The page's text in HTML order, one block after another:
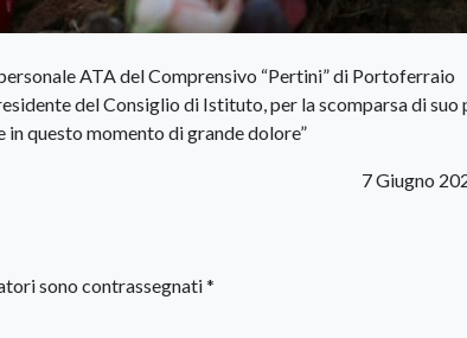
ATA del Comprensivo “Pertini” di Portoferraio
del Consiglio di Istituto, per la scomparsa di suo
questo momento di grande dolore”
7 Giugno
sono contrassegnati*